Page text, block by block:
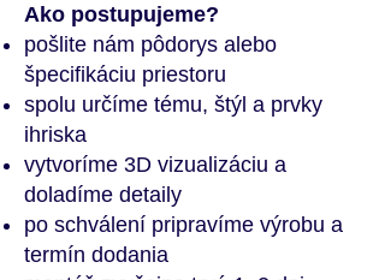
Ako postupujeme?
pošlite nám pôdorys alebo
špecifikáciu priestoru
spolu určíme tému, štýl a prvky
ihriska
vytvoríme 3D vizualizáciu a
doladíme detaily
po schválení pripravíme výrobu a
termín dodania